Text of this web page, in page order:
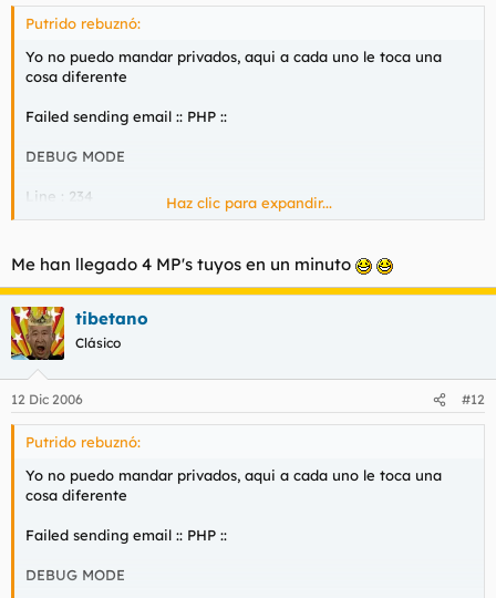
Putrido rebuznó:
Yo no puedo mandar privados, aqui a cada uno le toca una
cosa diferente
Failed sending email :: PHP ::
DEBUG MODE
Line : 234
File : emailer.php
Haz clic para expandir...
Me han llegado 4 MP's tuyos en un minuto
tibetano
Clásico
12 Dic 2006 #12
Putrido rebuznó:
Yo no puedo mandar privados, aqui a cada uno le toca una
cosa diferente
Failed sending email :: PHP ::
DEBUG MODE